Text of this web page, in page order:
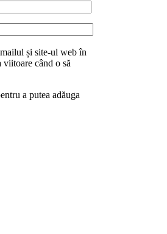
și site-ul web în
viitoare când o să
a putea adăuga